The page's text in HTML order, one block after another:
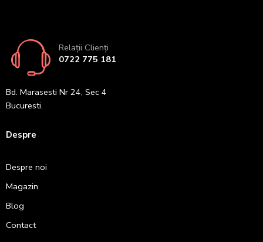
Relații Clienți
0722 775 181
Bd. Marasesti Nr 24, Sec 4
Bucuresti.
Despre
Despre noi
Magazin
Blog
Contact